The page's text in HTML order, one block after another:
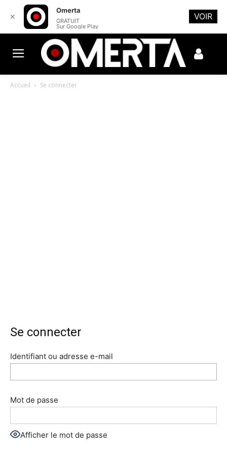
Accueil Se connecter
Se connecter
Identifiant ou adresse e-mail
Mot de passe
Afficher le mot de passe
✕
Omerta
GRATUIT
Sur Google Play
VOIR